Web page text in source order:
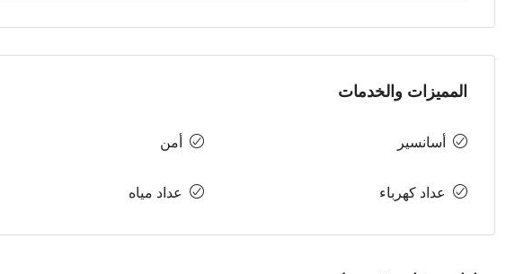
المميزات والخدمات
أسانسير أمن
عداد كهرباء عداد مياه